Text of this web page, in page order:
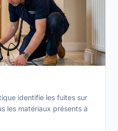
identifie les fuites sur
les matériaux présents à